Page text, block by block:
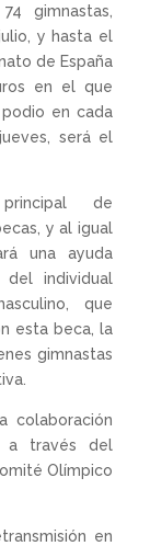
gimnastas,
y hasta el
de España
en el que
en cada
será el
de
y al igual
una ayuda
individual
que
esta beca, la
gimnastas
colaboración
a través del
Olímpico
en